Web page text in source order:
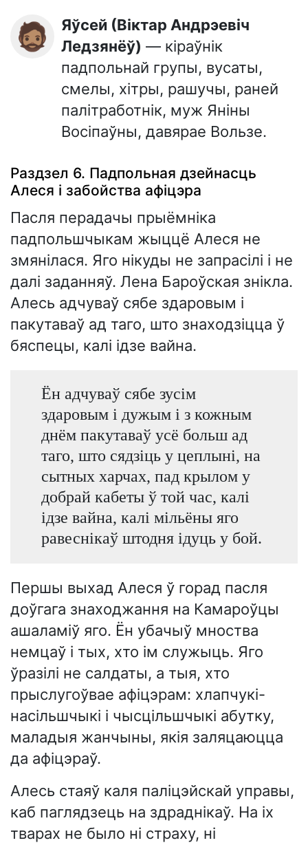
🧔🏽
Яўсей (Віктар Андрэевіч
Ледзянёў) — кіраўнік
падпольнай групы, вусаты,
смелы, хітры, рашучы, раней
палітработнік, муж Яніны
Восіпаўны, давярае Вользе.
Раздзел 6. Падпольная дзейнасць
Алеся і забойства афіцэра
Пасля перадачы прыёмніка
падпольшчыкам жыццё Алеся не
змянілася. Яго нікуды не запрасілі і не
далі заданняў. Лена Бароўская знікла.
Алесь адчуваў сябе здаровым і
пакутаваў ад таго, што знаходзіцца ў
бяспецы, калі ідзе вайна.
Ён адчуваў сябе зусім
здаровым і дужым і з кожным
днём пакутаваў усё больш ад
таго, што сядзіць у цеплыні, на
сытных харчах, пад крылом у
добрай кабеты ў той час, калі
ідзе вайна, калі мільёны яго
равеснікаў штодня ідуць у бой.
Першы выхад Алеся ў горад пасля
доўгага знаходжання на Камароўцы
ашаламіў яго. Ён убачыў мноства
немцаў і тых, хто ім служыць. Яго
ўразілі не салдаты, а тыя, хто
прыслугоўвае афіцэрам: хлапчукі-
насільшчыкі і чысцільшчыкі абутку,
маладыя жанчыны, якія заляцаюцца
да афіцэраў.
Алесь стаяў каля паліцэйскай управы,
каб паглядзець на здраднікаў. На іх
тварах не было ні страху, ні